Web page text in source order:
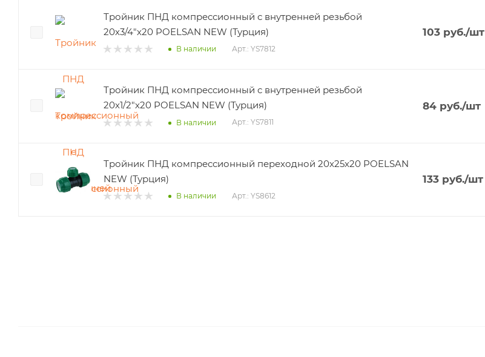
Тройник ПНД компрессионный с внутренней резьбой
20х3/4"х20 POELSAN NEW (Турция)
В наличии Арт.: YS7812
103 руб./шт
Тройник ПНД компрессионный с внутренней резьбой
20х1/2"х20 POELSAN NEW (Турция)
В наличии Арт.: YS7811
84 руб./шт
Тройник ПНД компрессионный переходной 20x25x20 POELSAN
NEW (Турция)
В наличии Арт.: YS8612
133 руб./шт